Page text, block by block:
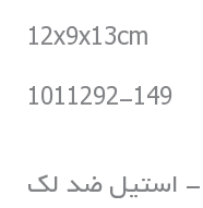
12x9x13cm
1011292-149
- استیل ضد لک